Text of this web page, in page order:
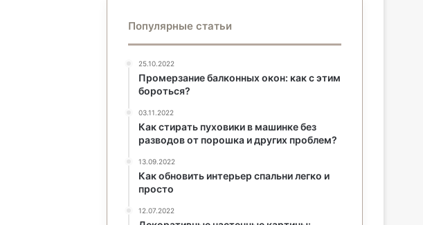
Популярные статьи
25.10.2022
Промерзание балконных окон: как с этим
бороться?
03.11.2022
Как стирать пуховики в машинке без
разводов от порошка и других проблем?
13.09.2022
Как обновить интерьер спальни легко и
просто
12.07.2022